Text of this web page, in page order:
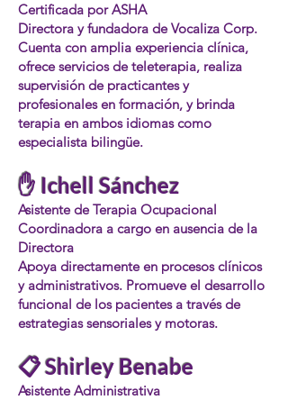
Certificada por ASHA
Directora y fundadora de Vocaliza Corp.
Cuenta con amplia experiencia clínica,
ofrece servicios de teleterapia, realiza
supervisión de practicantes y
profesionales en formación, y brinda
terapia en ambos idiomas como
especialista bilingüe.
✋ Ichell Sánchez
Asistente de Terapia Ocupacional
Coordinadora a cargo en ausencia de la
Directora
Apoya directamente en procesos clínicos
y administrativos. Promueve el desarrollo
funcional de los pacientes a través de
estrategias sensoriales y motoras.
📋 Shirley Benabe
Asistente Administrativa